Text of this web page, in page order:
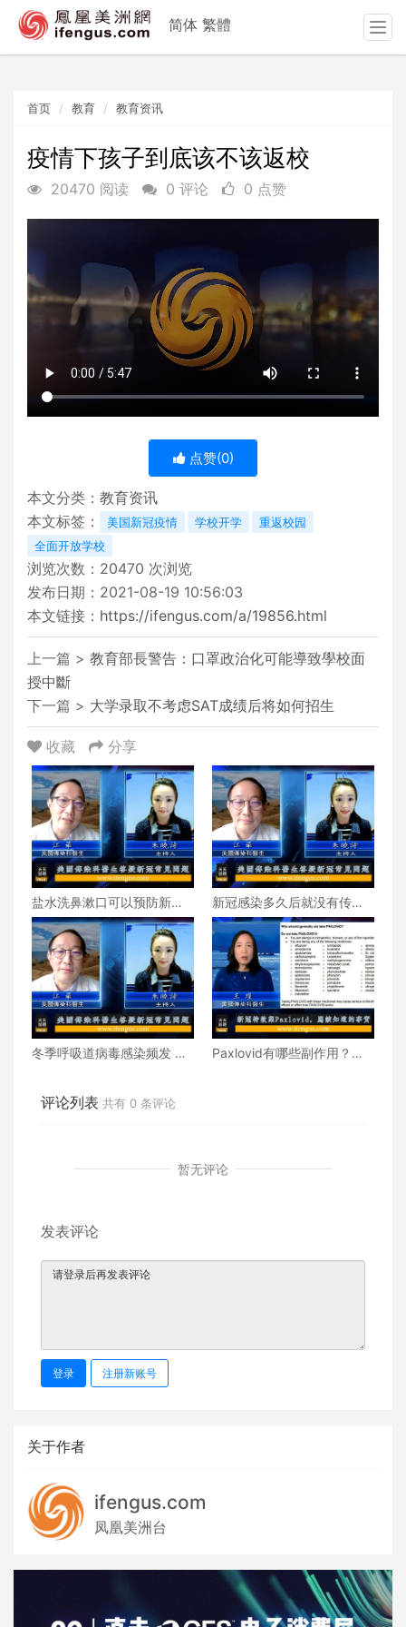
首页 教育 教育资讯
疫情下孩子到底该不该返校
20470 阅读 0 评论 0 点赞
点赞(0)
本文分类： 教育资讯
本文标签：
美国新冠疫情 学校开学
重返校园
全面开放学校
浏览次数： 20470 次浏览
发布日期：2021-08-19 10:56:03
本文链接： https://ifengus.com/a/19856.html
上一篇 > 教育部長警告：口罩政治化可能導致學校面
授中斷
下一篇 > 大学录取不考虑SAT成绩后将如何招生
收藏 分享
盐水洗鼻漱口可以预防新冠
感染吗？俯卧位对新冠患者
真的有帮助吗？
新冠感染多久后就没有传染
性了？布洛芬和泰诺能一起
使用吗？
冬季呼吸道病毒感染频发 加
Paxlovid有哪些副作用？会
评论列表 共有 0 条评论
暂无评论
发表评论
登录 注册新账号
关于作者
ifengus.com
凤凰美洲台
简体 繁體
T
o
i
n